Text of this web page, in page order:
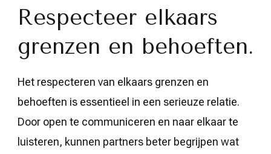
Respecteer elkaars
grenzen en behoeften.
Het respecteren van elkaars grenzen en
behoeften is essentieel in een serieuze relatie.
Door open te communiceren en naar elkaar te
luisteren, kunnen partners beter begrijpen wat